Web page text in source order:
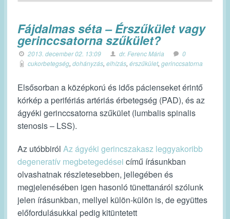
Fájdalmas séta – Érszűkület vagy
gerinccsatorna szűkület?
2013. december 02. 13:09 dr. Ferenc Mária
0
cukorbetegség, dohányzás, elhízás, érszűkület, gerinccsatorna
Elsősorban a középkorú és idős pácienseket érintő
kórkép a perifériás artériás érbetegség (PAD), és az
ágyéki gerinccsatorna szűkület (lumbalis spinalis
stenosis – LSS).
Az utóbbiról Az ágyéki gerincszakasz leggyakoribb
degeneratív megbetegedései című írásunkban
olvashatnak részletesebben, jellegében és
megjelenésében igen hasonló tünettanáról szólunk
jelen írásunkban, mellyel külön-külön is, de együttes
előfordulásukkal pedig kitüntetett